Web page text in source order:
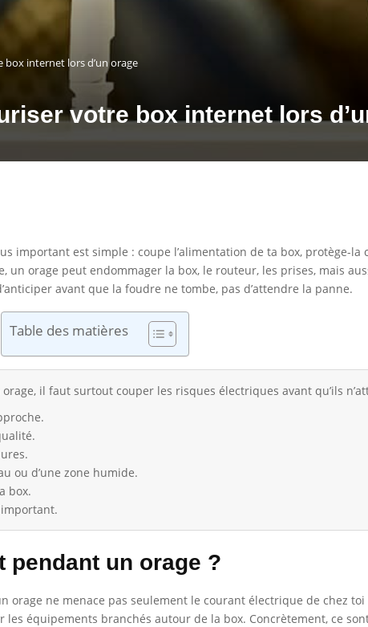
box internet lors d’un orage
votre box internet lors
important est simple : coupe l’alimentation de ta box, protège-
un orage peut endommager la box, le routeur, les prises, mais
avant que la foudre ne tombe, pas d’attendre la panne.
Table des matières
il faut surtout couper les risques électriques avant qu’ils
ou d’une zone humide.
box.
pendant un orage ?
orage ne menace pas seulement le courant électrique de chez
équipements branchés autour de la box. Concrètement, ce